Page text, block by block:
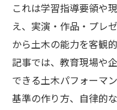
これは学習指導要領や
え、実演・作品・プレ
から土木の能力を客観
記事では、教育現場や
できる土木パフォーマ
基準の作り方、自律的